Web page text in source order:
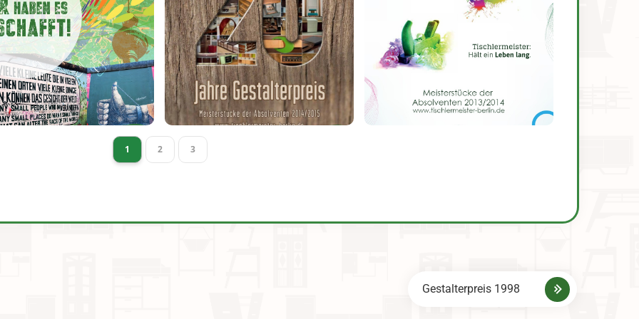
1 2 3
Gestalterpreis 1998